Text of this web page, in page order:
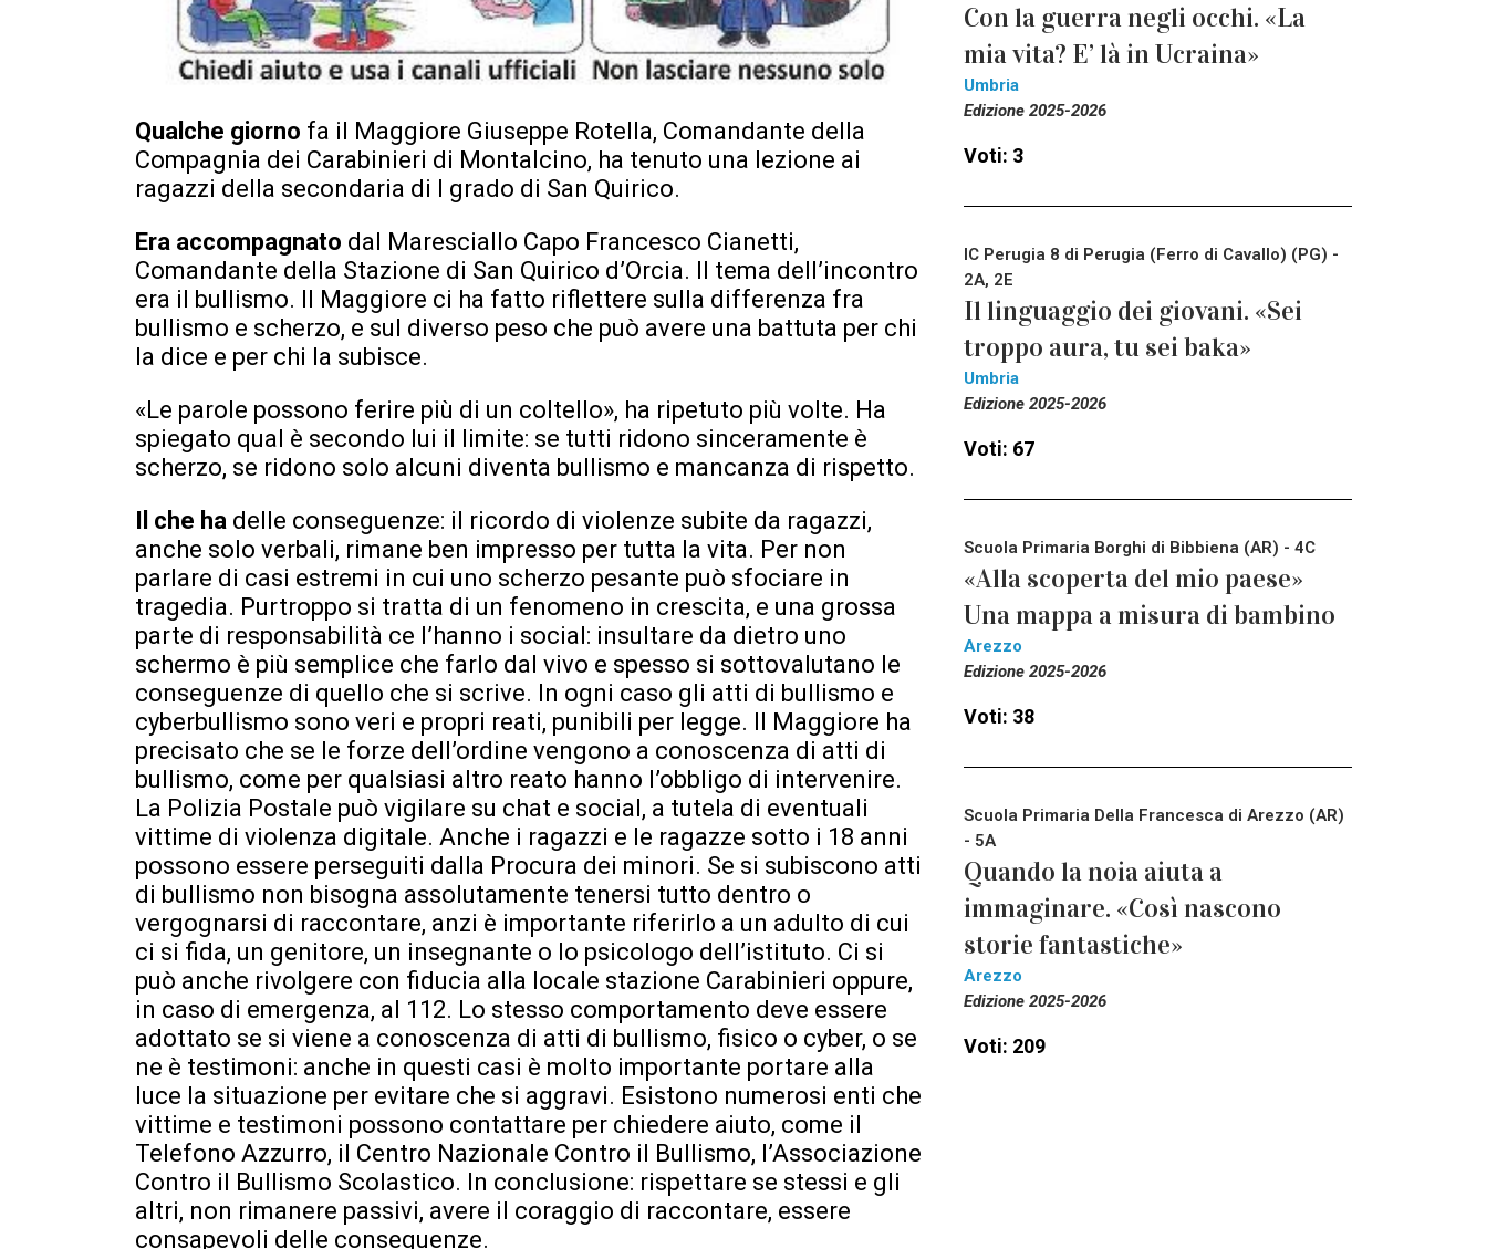
Qualche giorno fa il Maggiore Giuseppe Rotella, Comandante della
Compagnia dei Carabinieri di Montalcino, ha tenuto una lezione ai
ragazzi della secondaria di I grado di San Quirico.
Era accompagnato dal Maresciallo Capo Francesco Cianetti,
Comandante della Stazione di San Quirico d’Orcia. Il tema dell’incontro
era il bullismo. Il Maggiore ci ha fatto riflettere sulla differenza fra
bullismo e scherzo, e sul diverso peso che può avere una battuta per chi
la dice e per chi la subisce.
«Le parole possono ferire più di un coltello», ha ripetuto più volte. Ha
spiegato qual è secondo lui il limite: se tutti ridono sinceramente è
scherzo, se ridono solo alcuni diventa bullismo e mancanza di rispetto.
Il che ha delle conseguenze: il ricordo di violenze subite da ragazzi,
anche solo verbali, rimane ben impresso per tutta la vita. Per non
parlare di casi estremi in cui uno scherzo pesante può sfociare in
tragedia. Purtroppo si tratta di un fenomeno in crescita, e una grossa
parte di responsabilità ce l’hanno i social: insultare da dietro uno
schermo è più semplice che farlo dal vivo e spesso si sottovalutano le
conseguenze di quello che si scrive. In ogni caso gli atti di bullismo e
cyberbullismo sono veri e propri reati, punibili per legge. Il Maggiore ha
precisato che se le forze dell’ordine vengono a conoscenza di atti di
bullismo, come per qualsiasi altro reato hanno l’obbligo di intervenire.
La Polizia Postale può vigilare su chat e social, a tutela di eventuali
vittime di violenza digitale. Anche i ragazzi e le ragazze sotto i 18 anni
possono essere perseguiti dalla Procura dei minori. Se si subiscono atti
di bullismo non bisogna assolutamente tenersi tutto dentro o
vergognarsi di raccontare, anzi è importante riferirlo a un adulto di cui
ci si fida, un genitore, un insegnante o lo psicologo dell’istituto. Ci si
può anche rivolgere con fiducia alla locale stazione Carabinieri oppure,
in caso di emergenza, al 112. Lo stesso comportamento deve essere
adottato se si viene a conoscenza di atti di bullismo, fisico o cyber, o se
ne è testimoni: anche in questi casi è molto importante portare alla
luce la situazione per evitare che si aggravi. Esistono numerosi enti che
vittime e testimoni possono contattare per chiedere aiuto, come il
Telefono Azzurro, il Centro Nazionale Contro il Bullismo, l’Associazione
Contro il Bullismo Scolastico. In conclusione: rispettare se stessi e gli
altri, non rimanere passivi, avere il coraggio di raccontare, essere
consapevoli delle conseguenze.
Con la guerra negli occhi. «La
mia vita? E’ là in Ucraina»
Umbria
Edizione 2025-2026
Voti: 3
IC Perugia 8 di Perugia (Ferro di Cavallo) (PG) -
2A, 2E
Il linguaggio dei giovani. «Sei
troppo aura, tu sei baka»
Umbria
Edizione 2025-2026
Voti: 67
Scuola Primaria Borghi di Bibbiena (AR) - 4C
«Alla scoperta del mio paese»
Una mappa a misura di bambino
Arezzo
Edizione 2025-2026
Voti: 38
Scuola Primaria Della Francesca di Arezzo (AR)
- 5A
Quando la noia aiuta a
immaginare. «Così nascono
storie fantastiche»
Arezzo
Edizione 2025-2026
Voti: 209